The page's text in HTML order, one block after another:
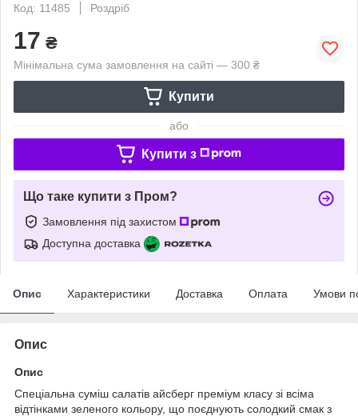
Код: 11485
Роздріб
17 ₴
Мінімальна сума замовлення на сайті — 300 ₴
Купити
або
Купити з
Що таке купити з Пром?
Замовлення під захистом
Доступна доставка
Опис Характеристики Доставка Оплата Умови
Опис
Опис
Спеціальна суміш салатів айсберг преміум класу зі всіма
відтінками зеленого кольору, що поєднують солодкий смак з